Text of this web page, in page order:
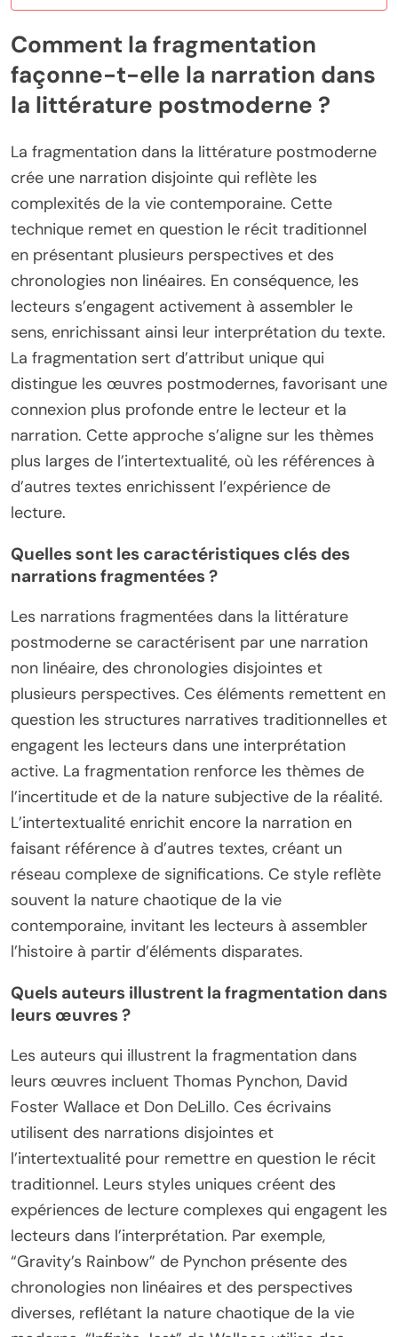
Comment la fragmentation
façonne-t-elle la narration dans
la littérature postmoderne ?
La fragmentation dans la littérature postmoderne
crée une narration disjointe qui reflète les
complexités de la vie contemporaine. Cette
technique remet en question le récit traditionnel
en présentant plusieurs perspectives et des
chronologies non linéaires. En conséquence, les
lecteurs s’engagent activement à assembler le
sens, enrichissant ainsi leur interprétation du texte.
La fragmentation sert d’attribut unique qui
distingue les œuvres postmodernes, favorisant une
connexion plus profonde entre le lecteur et la
narration. Cette approche s’aligne sur les thèmes
plus larges de l’intertextualité, où les références à
d’autres textes enrichissent l’expérience de
lecture.
Quelles sont les caractéristiques clés des
narrations fragmentées ?
Les narrations fragmentées dans la littérature
postmoderne se caractérisent par une narration
non linéaire, des chronologies disjointes et
plusieurs perspectives. Ces éléments remettent en
question les structures narratives traditionnelles et
engagent les lecteurs dans une interprétation
active. La fragmentation renforce les thèmes de
l’incertitude et de la nature subjective de la réalité.
L’intertextualité enrichit encore la narration en
faisant référence à d’autres textes, créant un
réseau complexe de significations. Ce style reflète
souvent la nature chaotique de la vie
contemporaine, invitant les lecteurs à assembler
l’histoire à partir d’éléments disparates.
Quels auteurs illustrent la fragmentation dans
leurs œuvres ?
Les auteurs qui illustrent la fragmentation dans
leurs œuvres incluent Thomas Pynchon, David
Foster Wallace et Don DeLillo. Ces écrivains
utilisent des narrations disjointes et
l’intertextualité pour remettre en question le récit
traditionnel. Leurs styles uniques créent des
expériences de lecture complexes qui engagent les
lecteurs dans l’interprétation. Par exemple,
“Gravity’s Rainbow” de Pynchon présente des
chronologies non linéaires et des perspectives
diverses, reflétant la nature chaotique de la vie